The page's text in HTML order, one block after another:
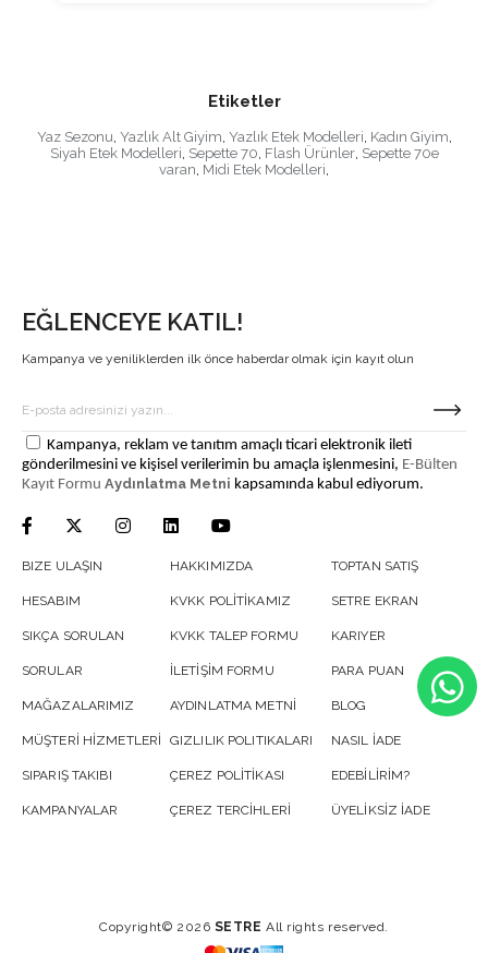
Etiketler
Yaz Sezonu, Yazlık Alt Giyim, Yazlık Etek Modelleri, Kadın Giyim,
Siyah Etek Modelleri, Sepette 70, Flash Ürünler, Sepette 70e
varan, Midi Etek Modelleri,
EĞLENCEYE KATIL!
Kampanya ve yeniliklerden ilk önce haberdar olmak için kayıt olun
Kampanya, reklam ve tanıtım amaçlı ticari elektronik ileti
gönderilmesini ve kişisel verilerimin bu amaçla işlenmesini, E-Bülten
Kayıt Formu Aydınlatma Metni kapsamında kabul ediyorum.
BIZE ULAŞIN
HESABIM
SIKÇA SORULAN
SORULAR
MAĞAZALARIMIZ
MÜŞTERİ HİZMETLERİ
SIPARIŞ TAKIBI
KAMPANYALAR
HAKKIMIZDA
KVKK POLİTİKAMIZ
KVKK TALEP FORMU
İLETİŞİM FORMU
AYDINLATMA METNİ
GIZLILIK POLITIKALARI
ÇEREZ POLİTİKASI
ÇEREZ TERCİHLERİ
TOPTAN SATIŞ
SETRE EKRAN
KARIYER
PARA PUAN
BLOG
NASIL İADE
EDEBİLİRİM?
ÜYELİKSİZ İADE
Copyright© 2026 SETRE All rights reserved.